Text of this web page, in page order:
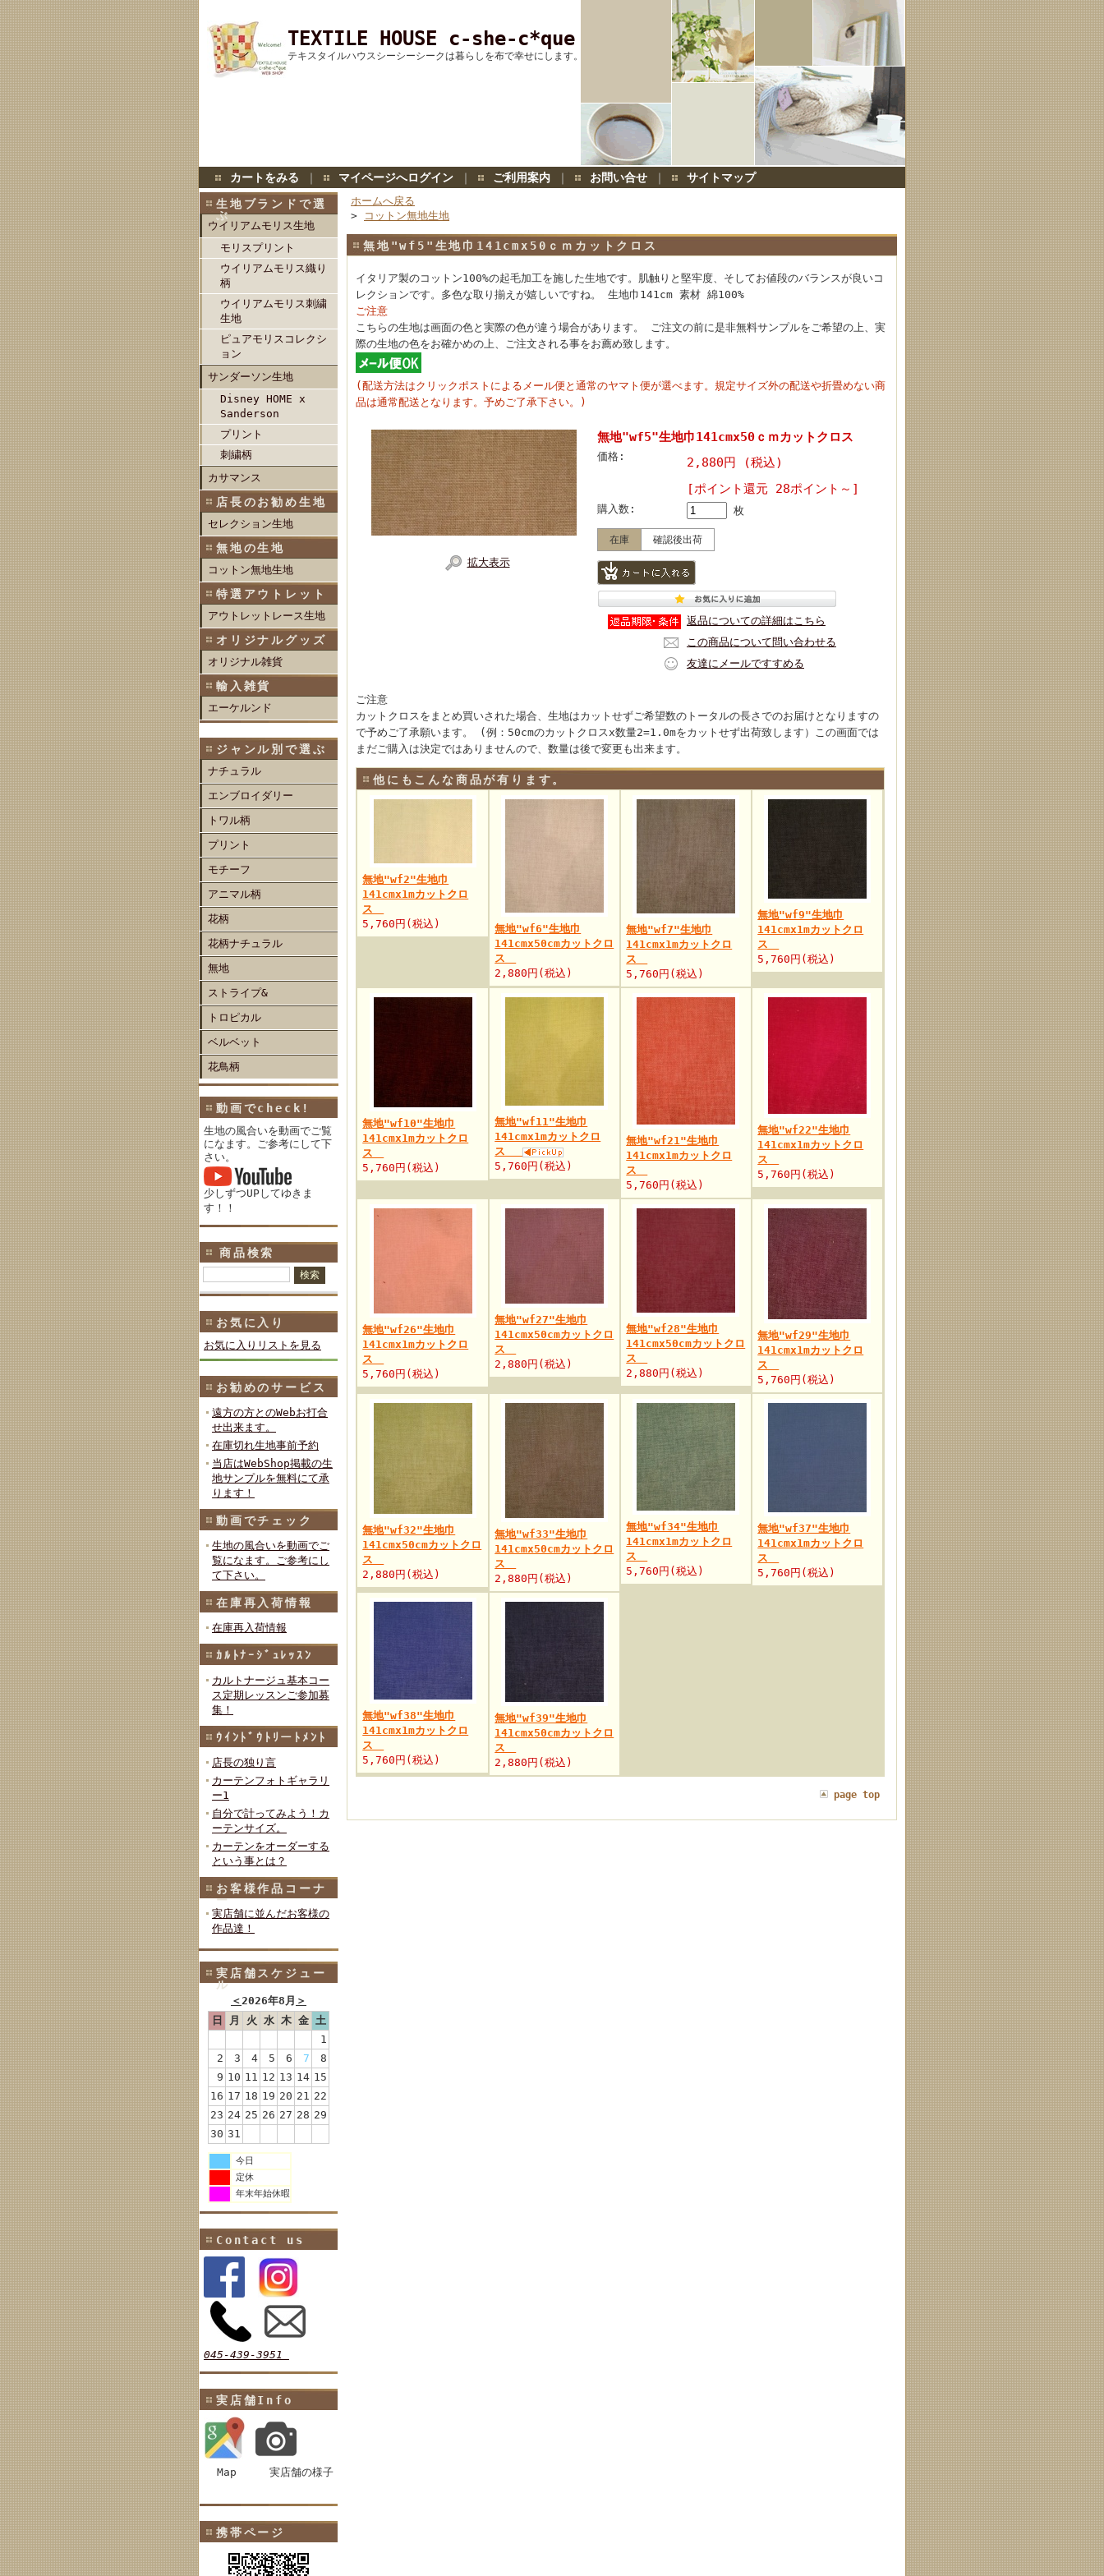
TEXTILE HOUSE c-she-c*que
テキスタイルハウスシーシーシークは暮らしを布で幸せにします。
カートをみる ｜ マイページへログイン ｜ ご利用案内 ｜ お問い合せ ｜
サイトマップ
生地ブランドで選
ぶ
ウイリアムモリス生地
モリスプリント
ウイリアムモリス織り
柄
ウイリアムモリス刺繍
生地
ピュアモリスコレクシ
ョン
サンダーソン生地
Disney HOME x
Sanderson
プリント
刺繍柄
カサマンス
店長のお勧め生地
セレクション生地
無地の生地
コットン無地生地
特選アウトレット
アウトレットレース生地
オリジナルグッズ
オリジナル雑貨
輸入雑貨
エーケルンド
ジャンル別で選ぶ
ナチュラル
エンブロイダリー
トワル柄
プリント
モチーフ
アニマル柄
花柄
花柄ナチュラル
無地
ストライプ&
トロピカル
ベルベット
花鳥柄
動画でcheck!
生地の風合いを動画でご覧
になます。ご参考にして下
さい。
少しずつUPしてゆきま
す！！
商品検索
お気に入り
お気に入りリストを見る
お勧めのサービス
遠方の方とのWebお打合
せ出来ます。
在庫切れ生地事前予約
当店はWebShop掲載の生
地サンプルを無料にて承
ります！
動画でチェック
生地の風合いを動画でご
覧になます。ご参考にし
て下さい。
在庫再入荷情報
在庫再入荷情報
ｶﾙﾄﾅｰｼﾞｭﾚｯｽﾝ
カルトナージュ基本コー
ス定期レッスンご参加募
集！
ｳｲﾝﾄﾞｳﾄﾘーﾄﾒﾝﾄ
店長の独り言
カーテンフォトギャラリ
ー1
自分で計ってみよう！カ
ーテンサイズ。
カーテンをオーダーする
という事とは？
お客様作品コーナ
ー
実店舗に並んだお客様の
作品達！
実店舗スケジュー
ル
＜2026年8月 ＞
日
月 火 水 木 金 土
1
2
3 4 5 6 7
8
9 10 11 12 13 14 15
16 17 18 19 20 21 22
23 24 25 26 27 28 29
30 31
今日
定休
年末年始休暇
Contact us
045-439-3951
実店舗Info
Map 実店舗の様子
携帯ページ
ホームへ戻る
>
コットン無地生地
無地"wf5"生地巾141cmx50ｃｍカットクロス
イタリア製のコットン100%の起毛加工を施した生地です。肌触りと堅牢度、そしてお値段のバランスが良いコ
レクションです。多色な取り揃えが嬉しいですね。 生地巾141cm 素材 綿100%
ご注意
こちらの生地は画面の色と実際の色が違う場合があります。 ご注文の前に是非無料サンプルをご希望の上、実
際の生地の色をお確かめの上、ご注文される事をお薦め致します。
(配送方法はクリックポストによるメール便と通常のヤマト便が選べます。規定サイズ外の配送や折畳めない商
品は通常配送となります。予めご了承下さい。)
拡大表示
無地"wf5"生地巾141cmx50ｃｍカットクロス
価格:
2,880円 (税込)
[ポイント還元 28ポイント～]
購入数: 枚
在庫 確認後出荷
返品についての詳細はこちら
この商品について問い合わせる
友達にメールですすめる
ご注意
カットクロスをまとめ買いされた場合、生地はカットせずご希望数のトータルの長さでのお届けとなりますの
で予めご了承願います。 (例：50cmのカットクロスx数量2=1.0mをカットせず出荷致します）この画面では
まだご購入は決定ではありませんので、数量は後で変更も出来ます。
他にもこんな商品が有ります。
無地"wf2"生地巾
141cmx1mカットクロ
ス
5,760円(税込)
無地"wf6"生地巾
141cmx50cmカットクロ
ス
2,880円(税込)
無地"wf7"生地巾
141cmx1mカットクロ
ス
5,760円(税込)
無地"wf9"生地巾
141cmx1mカットクロ
ス
5,760円(税込)
無地"wf10"生地巾
141cmx1mカットクロ
ス
5,760円(税込)
無地"wf11"生地巾
141cmx1mカットクロ
ス
5,760円(税込)
無地"wf21"生地巾
141cmx1mカットクロ
ス
5,760円(税込)
無地"wf22"生地巾
141cmx1mカットクロ
ス
5,760円(税込)
無地"wf26"生地巾
141cmx1mカットクロ
ス
5,760円(税込)
無地"wf27"生地巾
141cmx50cmカットクロ
ス
2,880円(税込)
無地"wf28"生地巾
141cmx50cmカットクロ
ス
2,880円(税込)
無地"wf29"生地巾
141cmx1mカットクロ
ス
5,760円(税込)
無地"wf32"生地巾
141cmx50cmカットクロ
ス
2,880円(税込)
無地"wf33"生地巾
141cmx50cmカットクロ
ス
2,880円(税込)
無地"wf34"生地巾
141cmx1mカットクロ
ス
5,760円(税込)
無地"wf37"生地巾
141cmx1mカットクロ
ス
5,760円(税込)
無地"wf38"生地巾
141cmx1mカットクロ
ス
5,760円(税込)
無地"wf39"生地巾
141cmx50cmカットクロ
ス
2,880円(税込)
page top